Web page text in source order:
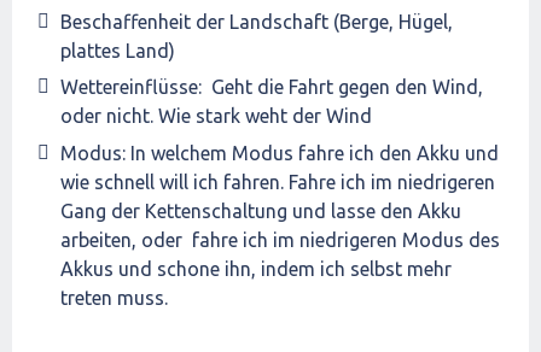
Beschaffenheit der Landschaft (Berge, Hügel,
plattes Land)
Wettereinflüsse: Geht die Fahrt gegen den Wind,
oder nicht. Wie stark weht der Wind
Modus: In welchem Modus fahre ich den Akku und
wie schnell will ich fahren. Fahre ich im niedrigeren
Gang der Kettenschaltung und lasse den Akku
arbeiten, oder fahre ich im niedrigeren Modus des
Akkus und schone ihn, indem ich selbst mehr
treten muss.